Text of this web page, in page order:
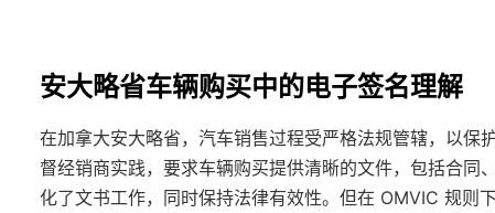
安大略省车辆购买中的电子签名理解
在加拿大安大略省，汽车销售过程受严格法规管辖，以
督经销商实践，要求车辆购买提供清晰的文件，包括合同
化了文书工作，同时保持法律有效性。但在 OMVIC 规